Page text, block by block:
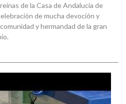
de la Casa de Andalucía de
de mucha devoción y
y hermandad de la gran